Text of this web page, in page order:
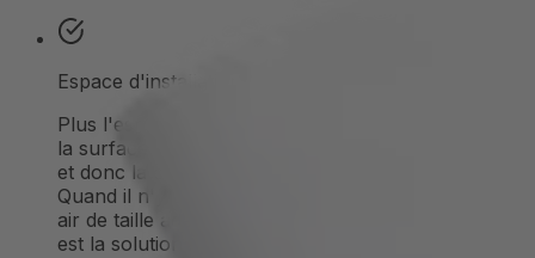
Espace d'installation limité
Plus l'espace d'installation disponible est petit, plus
la surface de refroidissement possible est réduite,
et donc la capacité de refroidissement maximale.
Quand il n'y a pas de place pour un refroidisseur à
air de taille adéquate, le refroidissement par liquide
est la solution plus compacte.